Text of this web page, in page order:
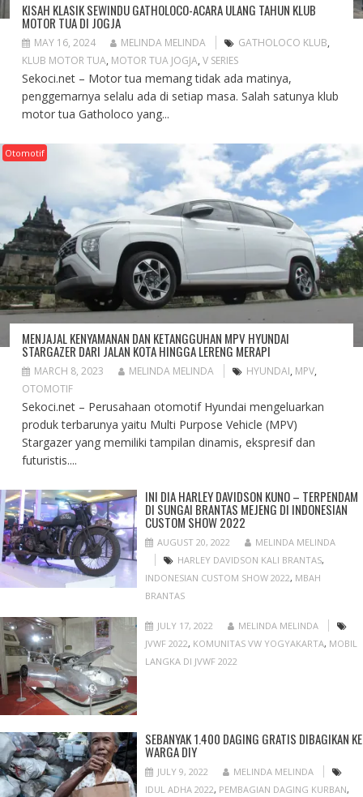
KISAH KLASIK SEWINDU GATHOLOCO-ACARA ULANG TAHUN KLUB
MOTOR TUA DI JOGJA
MAY 16, 2024 MELINDA MELINDA GATHOLOCO KLUB,
KLUB MOTOR TUA, MOTOR TUA JOGJA, V SERIES
Sekoci.net – Motor tua memang tidak ada matinya,
penggemarnya selalu ada di setiap masa. Salah satunya klub
motor tua Gatholoco yang...
Otomotif
MENJAJAL KENYAMANAN DAN KETANGGUHAN MPV HYUNDAI
STARGAZER DARI JALAN KOTA HINGGA LERENG MERAPI
MARCH 8, 2023 MELINDA MELINDA HYUNDAI, MPV,
OTOMOTIF
Sekoci.net – Perusahaan otomotif Hyundai mengeluarkan
produk terbarunya yaitu Multi Purpose Vehicle (MPV)
Stargazer yang memiliki tampilan dinamis, ekspresif dan
futuristis....
INI DIA HARLEY DAVIDSON KUNO – TERPENDAM
DI SUNGAI BRANTAS MEJENG DI INDONESIAN
CUSTOM SHOW 2022
AUGUST 20, 2022
MELINDA MELINDA
HARLEY DAVIDSON KALI BRANTAS,
INDONESIAN CUSTOM SHOW 2022, MBAH
BRANTAS
JULY 17, 2022
MELINDA MELINDA
JVWF 2022, KOMUNITAS VW YOGYAKARTA, MOBIL
LANGKA DI JVWF 2022
SEBANYAK 1.400 DAGING GRATIS DIBAGIKAN KE
WARGA DIY
JULY 9, 2022
MELINDA MELINDA
IDUL ADHA 2022, PEMBAGIAN DAGING KURBAN,